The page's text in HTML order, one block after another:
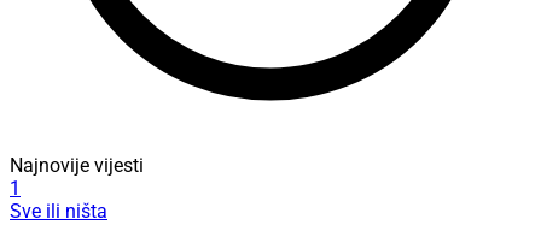
Najnovije vijesti
1
Sve ili ništa